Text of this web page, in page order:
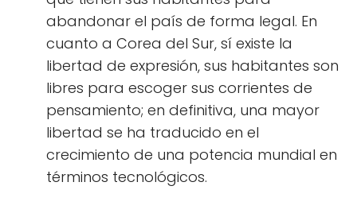
abandonar el país de forma legal. En
cuanto a Corea del Sur, sí existe la
libertad de expresión, sus habitantes son
libres para escoger sus corrientes de
pensamiento; en definitiva, una mayor
libertad se ha traducido en el
crecimiento de una potencia mundial en
términos tecnológicos.